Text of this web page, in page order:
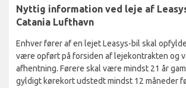
Nyttig information ved leje af
Catania Lufthavn
Enhver fører af en lejet Leasys-bil skal
være opført på forsiden af lejekontrakten og
afhentning. Førere skal være mindst 21 år
gyldigt kørekort udstedt mindst 12 måneder